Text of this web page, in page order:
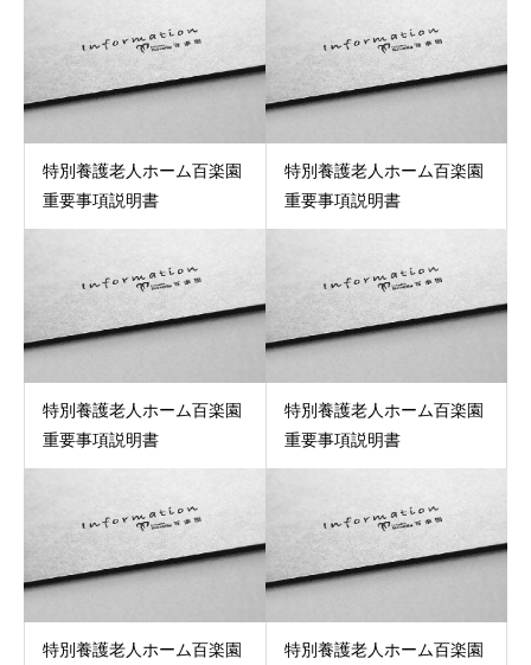
特別養護老人ホーム百楽園
重要事項説明書
特別養護老人ホーム百楽園
重要事項説明書
特別養護老人ホーム百楽園
重要事項説明書
特別養護老人ホーム百楽園
重要事項説明書
特別養護老人ホーム百楽園
特別養護老人ホーム百楽園